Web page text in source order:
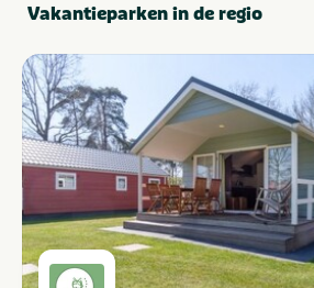
Vakantieparken in de regio